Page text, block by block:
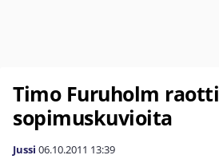
Timo Furuholm raotti
sopimuskuvioita
Jussi 06.10.2011 13:39